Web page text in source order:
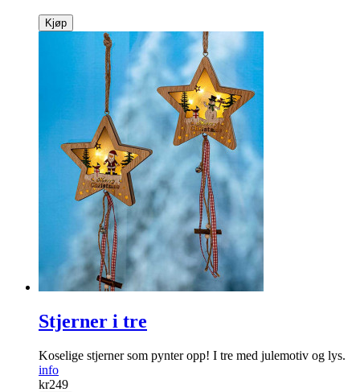
Kjøp
Stjerner i tre
Koselige stjerner som pynter opp! I tre med julemotiv og lys.
info
kr249